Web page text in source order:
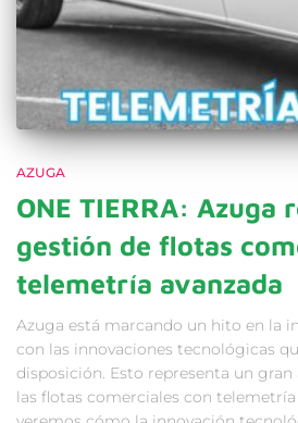
AZUGA
ONE TIERRA: Azuga
gestión de flotas
telemetría avanzada
Azuga está marcando un hito en la
con las innovaciones tecnológicas
disposición. Esto representa un gran
las flotas comerciales con telemetría